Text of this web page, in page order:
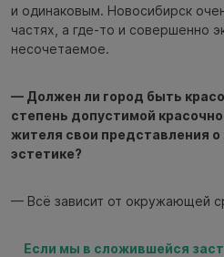
и одинаковым. Новосибирск
частях, а где-то и совершенно
несочетаемое.
— Должен ли город быть
степень допустимой
жителя свои представления о
эстетике?
— Всё зависит от окружающей
Если мы в сложившейся